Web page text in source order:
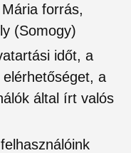
forrás,
(Somogy)
időt, a
a
által írt valós